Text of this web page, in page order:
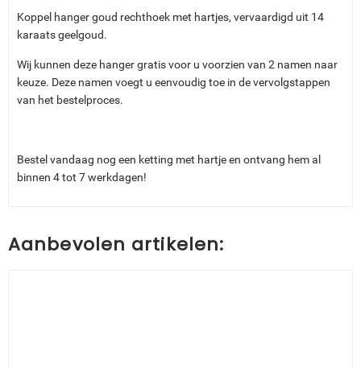
Koppel hanger goud rechthoek met hartjes, vervaardigd uit 14
karaats geelgoud.
Wij kunnen deze hanger gratis voor u voorzien van 2 namen naar
keuze. Deze namen voegt u eenvoudig toe in de vervolgstappen
van het bestelproces.
Bestel vandaag nog een ketting met hartje en ontvang hem al
binnen 4 tot 7 werkdagen!
Aanbevolen artikelen: